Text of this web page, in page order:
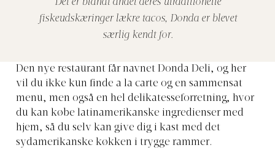
fiskeudskæringer lækre tacos, Donda er blevet
særlig kendt for.
Den nye restaurant får navnet Donda Deli, og her
vil du ikke kun finde a la carte og en sammensat
menu, men også en hel delikatesseforretning, hvor
du kan købe latinamerikanske ingredienser med
hjem, så du selv kan give dig i kast med det
sydamerikanske køkken i trygge rammer.